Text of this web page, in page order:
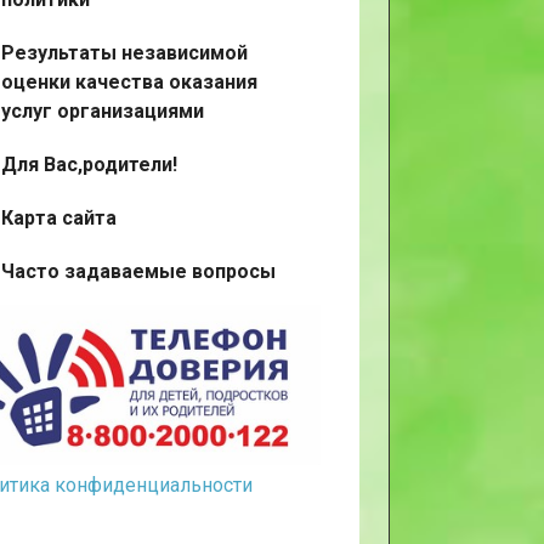
Результаты независимой
оценки качества оказания
услуг организациями
Для Вас,родители!
Карта сайта
Часто задаваемые вопросы
конфиденциальности